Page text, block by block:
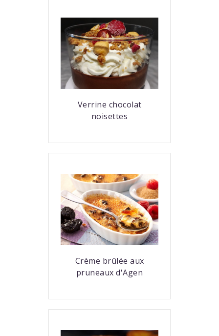
Verrine chocolat
noisettes
Crème brûlée aux
pruneaux d'Agen